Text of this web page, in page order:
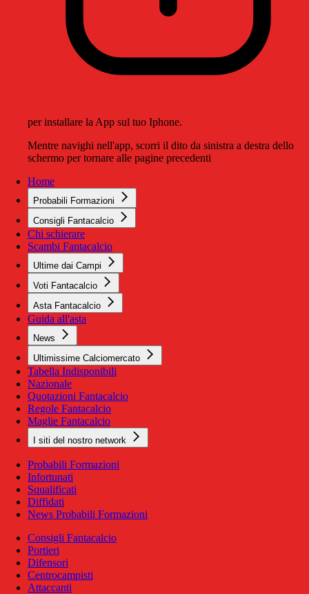
per installare la App sul tuo Iphone.
Mentre navighi nell'app, scorri il dito da sinistra a destra dello
schermo per tornare alle pagine precedenti
Home
Probabili Formazioni
Consigli Fantacalcio
Chi schierare
Scambi Fantacalcio
Ultime dai Campi
Voti Fantacalcio
Asta Fantacalcio
Guida all'asta
News
Ultimissime Calciomercato
Tabella Indisponibili
Nazionale
Quotazioni Fantacalcio
Regole Fantacalcio
Maglie Fantacalcio
I siti del nostro network
Probabili Formazioni
Infortunati
Squalificati
Diffidati
News Probabili Formazioni
Consigli Fantacalcio
Portieri
Difensori
Centrocampisti
Attaccanti